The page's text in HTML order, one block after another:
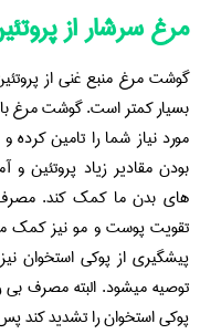
مرغ سرشار از
گوشت مرغ منبع غنی از
بسیار کمتر است. گوشت مرغ با
مورد نیاز شما را تامین
بودن مقادیر زیاد پروتئین و
های بدن ما کمک کند.
تقویت پوست و مو نیز کمک
پیشگیری از پوکی استخوان
توصیه میشود. البته مصرف بی
پوکی استخوان را تشدید کند